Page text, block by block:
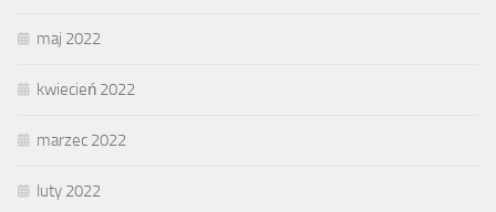
maj 2022
kwiecień 2022
marzec 2022
luty 2022